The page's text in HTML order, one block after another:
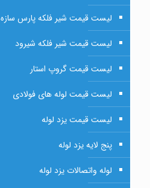
لیست قیمت شیر فلکه پارس سازه
لیست قیمت شیر فلکه شیرود
لیست قیمت گروپ استار
لیست قیمت لوله های فولادی
لیست قیمت یزد لوله
پنج لایه یزد لوله
لوله واتصالات یزد لوله